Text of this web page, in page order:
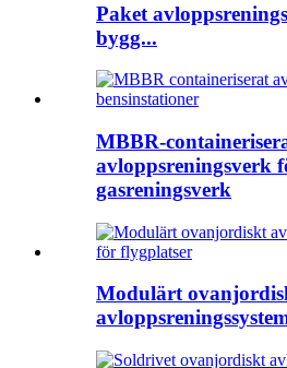
Paket
bygg...
MBBR-
avloppsreningsverk
gasreningsverk
Modulärt